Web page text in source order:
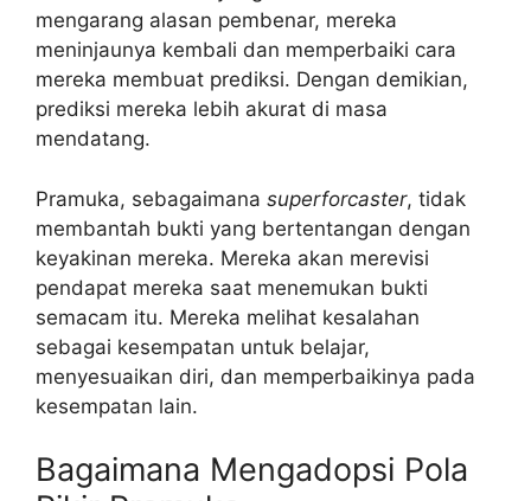
mengarang alasan pembenar, mereka
meninjaunya kembali dan memperbaiki cara
mereka membuat prediksi. Dengan demikian,
prediksi mereka lebih akurat di masa
mendatang.
Pramuka, sebagaimana superforcaster, tidak
membantah bukti yang bertentangan dengan
keyakinan mereka. Mereka akan merevisi
pendapat mereka saat menemukan bukti
semacam itu. Mereka melihat kesalahan
sebagai kesempatan untuk belajar,
menyesuaikan diri, dan memperbaikinya pada
kesempatan lain.
Bagaimana Mengadopsi Pola